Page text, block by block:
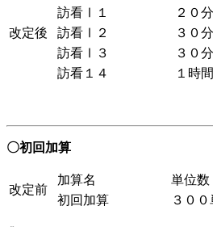
改定後
訪看Ⅰ１
２０
訪看Ⅰ２
３０
訪看Ⅰ３
３０
訪看１４
１時
〇初回加算
改定前
加算名 単位数
初回加算
３００